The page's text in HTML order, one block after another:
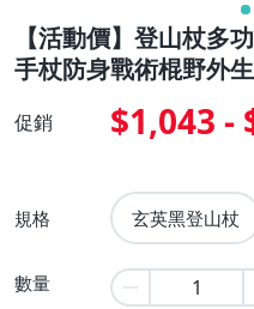
【活動價】登山杖多
手杖防身戰術棍野外
促銷 $1,043 -
規格 玄英黑登山杖
數量